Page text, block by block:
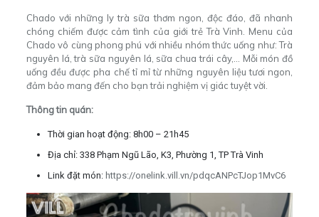
Chado với những ly trà sữa thơm ngon, độc đáo, đã nhanh
chóng chiếm được cảm tình của giới trẻ Trà Vinh. Menu của
Chado vô cùng phong phú với nhiều nhóm thức uống như: Trà
nguyên lá, trà sữa nguyên lá, sữa chua trái cây,… Mỗi món đồ
uống đều được pha chế tỉ mỉ từ những nguyên liệu tươi ngon,
đảm bảo mang đến cho bạn trải nghiệm vị giác tuyệt vời.
Thông tin quán:
Thời gian hoạt động: 8h00 – 21h45
Địa chỉ: 338 Phạm Ngũ Lão, K3, Phường 1, TP Trà Vinh
Link đặt món: https://onelink.vill.vn/pdqcANPcTJop1MvC6